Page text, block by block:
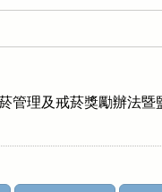
管理及戒菸獎勵辦法暨